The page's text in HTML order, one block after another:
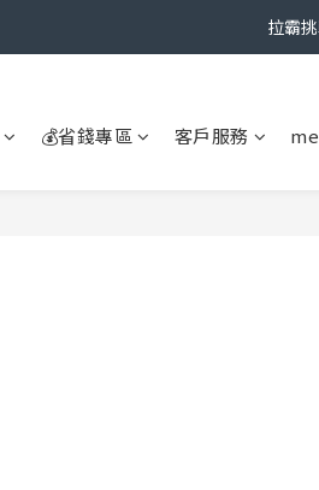
拉霸
💰省錢專區 客戶服務